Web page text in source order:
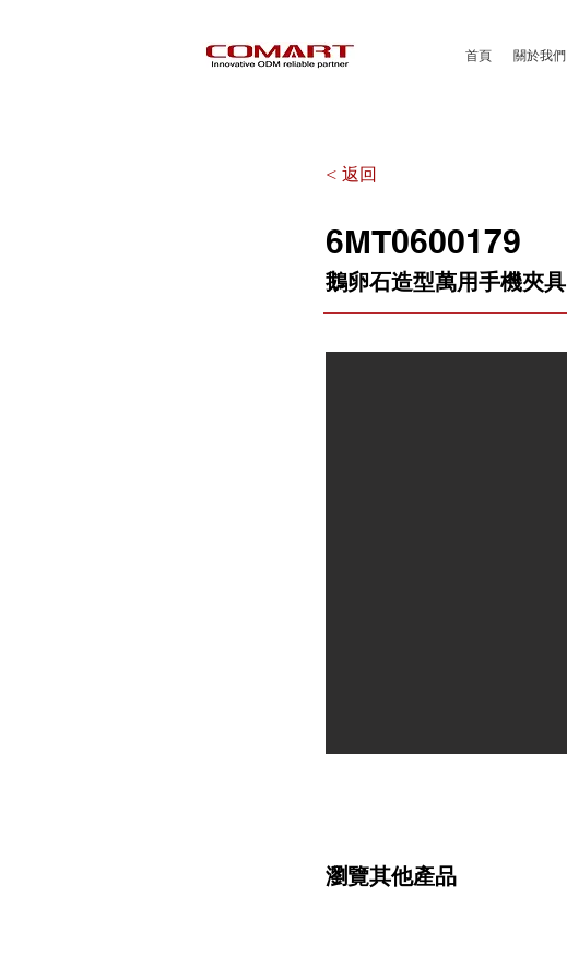
首頁 關於我們
< 返回
6MT0600179
鵝卵石造型萬用手機夾具
瀏覽其他產品